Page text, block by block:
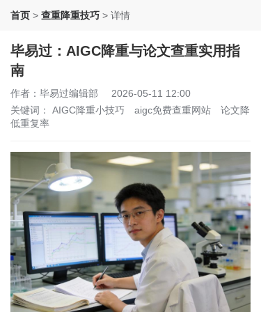
首页 > 查重降重技巧 > 详情
毕易过：AIGC降重与论文查重实用指
南
作者：毕易过编辑部
2026-05-11 12:00
关键词： AIGC降重小技巧 aigc免费查重网站
论文降
低重复率